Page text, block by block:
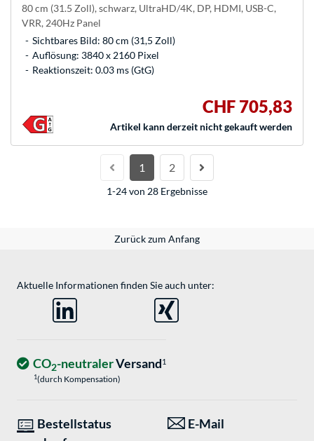
80 cm (31.5 Zoll), schwarz, UltraHD/4K, DP, HDMI, USB-C,
VRR, 240Hz Panel
Sichtbares Bild: 80 cm (31,5 Zoll)
Auflösung: 3840 x 2160 Pixel
Reaktionszeit: 0.03 ms (GtG)
CHF 705,83
Artikel kann derzeit nicht gekauft werden
1 2
1-24 von 28 Ergebnisse
Zurück zum Anfang
Aktuelle Informationen finden Sie auch unter:
CO2-neutralerVersand1
1(durch Kompensation)
Bestellstatus
E-Mail